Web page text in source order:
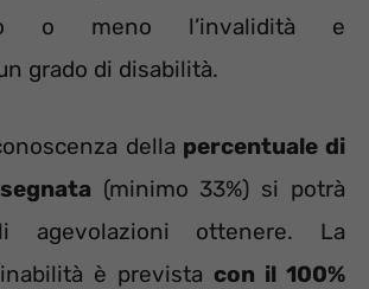
o meno l’invalidità e
grado di disabilità.
della percentuale di
(minimo 33%) si potrà
agevolazioni ottenere. La
è prevista con il 100%